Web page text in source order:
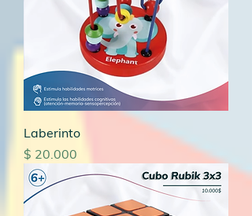
Laberinto
Precio
$ 20.000